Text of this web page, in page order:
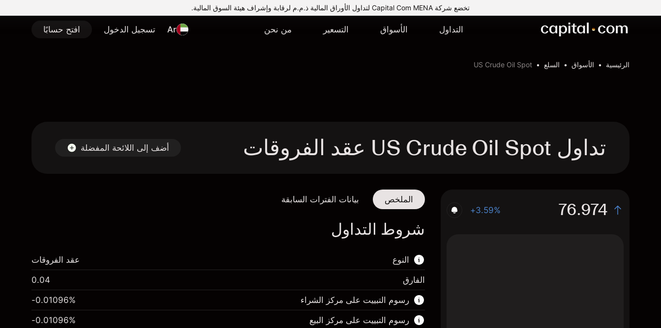
تخضع شركة Capital Com MENA لتداول الأوراق المالية ذ.م.م لرقابة وإشراف هيئة السوق المالية.
التداول الأسواق التسعير من نحن Ar تسجيل الدخول افتح حسابًا
الرئيسية الأسواق السلع US Crude Oil Spot
تداول US Crude Oil Spot عقد الفروقات أضف إلى اللائحة المفضلة
76.974
+3.59%
الملخص بيانات الفترات السابقة
شروط التداول
النوع
هذا السوق المالي متاح للتداول من خلال عقود
الفروقات.
اعرف المزيد عن:
عقد الفروقات
الفارق 0.04
رسوم التبييت على مركز الشراء -0.01096%
رسوم التبييت على مركز البيع -0.01096%